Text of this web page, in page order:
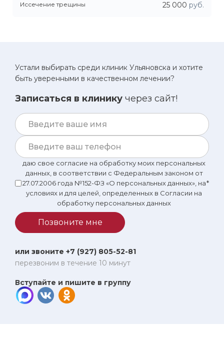
Иссечение трещины 25 000 руб.
Устали выбирать среди клиник Ульяновска и хотите
быть уверенными в качественном лечении?
Записаться в клинику через сайт!
даю свое согласие на обработку моих персональных
данных, в соответствии с Федеральным законом от
27.07.2006 года №152-ФЗ «О персональных данных», на
условиях и для целей, определенных в Согласии на
обработку персональных данных
*
Позвоните мне
или звоните +7 (927) 805-52-81
перезвоним в течение 10 минут
Вступайте и пишите в группу